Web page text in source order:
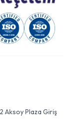
Aksoy Plaza Giriş